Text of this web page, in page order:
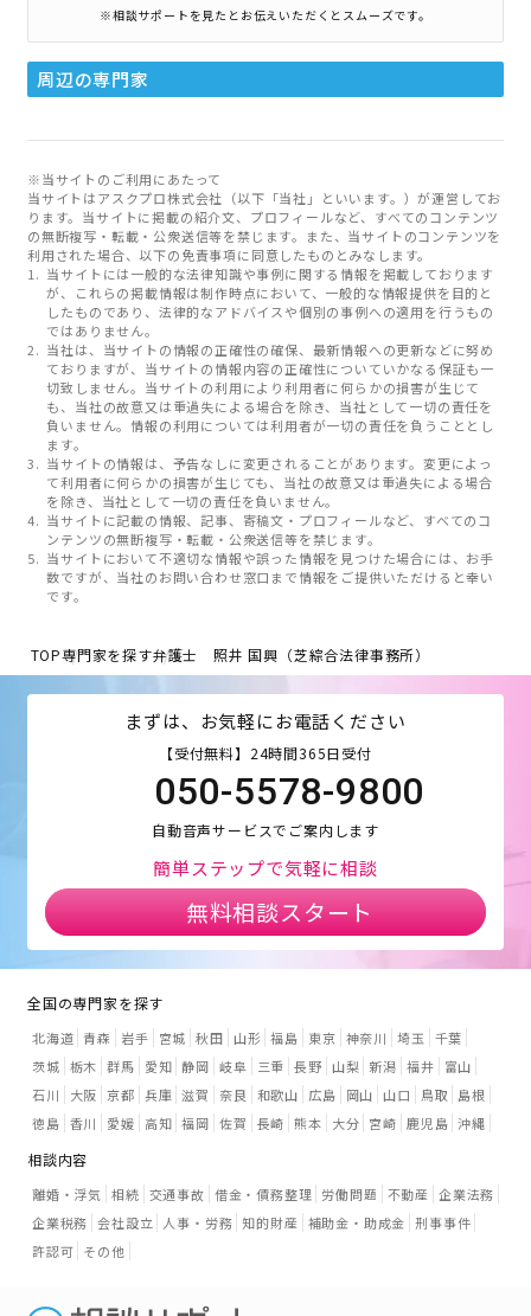
※相談サポートを見たとお伝えいただくとスムーズです。
周辺の専門家
※当サイトのご利用にあたって
当サイトはアスクプロ株式会社（以下「当社」といいます。）が運営してお
ります。当サイトに掲載の紹介文、プロフィールなど、すべてのコンテンツ
の無断複写・転載・公衆送信等を禁じます。また、当サイトのコンテンツを
利用された場合、以下の免責事項に同意したものとみなします。
当サイトには一般的な法律知識や事例に関する情報を掲載しております
が、これらの掲載情報は制作時点において、一般的な情報提供を目的と
したものであり、法律的なアドバイスや個別の事例への適用を行うもの
ではありません。
当社は、当サイトの情報の正確性の確保、最新情報への更新などに努め
ておりますが、当サイトの情報内容の正確性についていかなる保証も一
切致しません。当サイトの利用により利用者に何らかの損害が生じて
も、当社の故意又は重過失による場合を除き、当社として一切の責任を
負いません。情報の利用については利用者が一切の責任を負うこととし
ます。
当サイトの情報は、予告なしに変更されることがあります。変更によっ
て利用者に何らかの損害が生じても、当社の故意又は重過失による場合
を除き、当社として一切の責任を負いません。
当サイトに記載の情報、記事、寄稿文・プロフィールなど、すべてのコ
ンテンツの無断複写・転載・公衆送信等を禁じます。
当サイトにおいて不適切な情報や誤った情報を見つけた場合には、お手
数ですが、当社のお問い合わせ窓口まで情報をご提供いただけると幸い
です。
TOP専門家を探す弁護士 照井 国興（芝綜合法律事務所）
まずは、お気軽にお電話ください
【受付無料】24時間365日受付
050-5578-9800
自動音声サービスでご案内します
簡単ステップで気軽に相談
無料相談スタート
全国の専門家を探す
北海道 青森 岩手 宮城 秋田 山形 福島 東京 神奈川 埼玉
千葉
茨城 栃木 群馬 愛知 静岡 岐阜 三重 長野 山梨 新潟 福井
富山
石川
大阪 京都 兵庫 滋賀 奈良 和歌山 広島 岡山 山口 鳥取
島根
徳島 香川 愛媛 高知 福岡 佐賀 長崎 熊本 大分 宮崎 鹿児島 沖縄
相談内容
離婚・浮気 相続 交通事故 借金・債務整理 労働問題 不動産 企業法務
企業税務 会社設立 人事・労務 知的財産 補助金・助成金 刑事事件
許認可 その他